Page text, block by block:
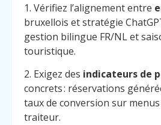
1. Vérifiez l’alignement entre
bruxellois et stratégie
gestion bilingue FR/NL et
touristique.
2. Exigez des indicateurs de
concrets : réservations
taux de conversion sur
traiteur.